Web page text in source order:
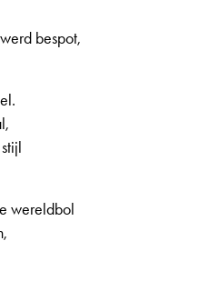
bespot,
wereldbol